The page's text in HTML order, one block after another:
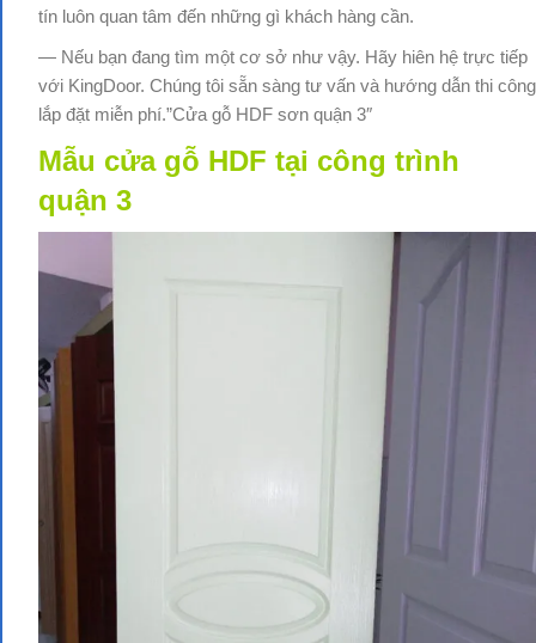
tín luôn quan tâm đến những gì khách hàng cần.
— Nếu bạn đang tìm một cơ sở như vậy. Hãy hiên hệ trực tiếp
với KingDoor. Chúng tôi sẵn sàng tư vấn và hướng dẫn thi công
lắp đặt miễn phí.”Cửa gỗ HDF sơn quận 3″
Mẫu cửagỗ HDF tại công trình
quận 3